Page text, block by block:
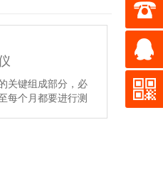
关键组成部分，必
每个月都要进行测